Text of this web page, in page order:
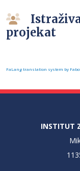
projekat
FaLang translation system by
INSTITUT